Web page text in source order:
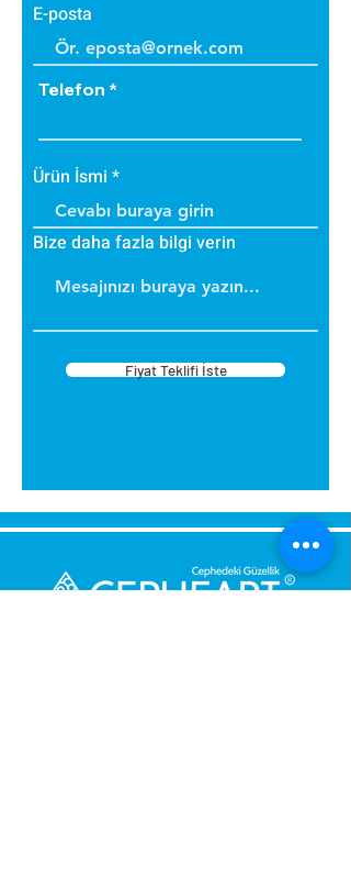
E-posta
Telefon
Ürün İsmi
Bize daha fazla bilgi verin
Fiyat Teklifi İste